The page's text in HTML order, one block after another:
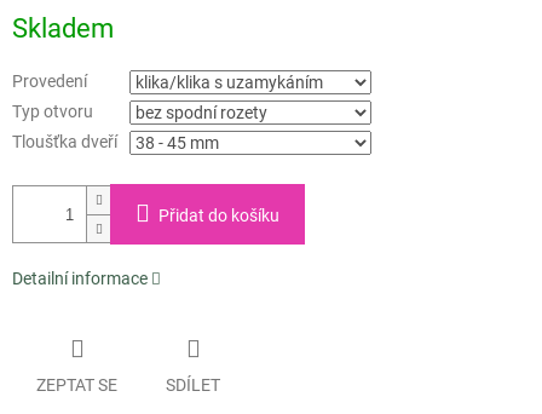
cena:
Skladem
Provedení
Typ otvoru
Tloušťka dveří
Přidat do košíku
Detailní informace
ZEPTAT SE SDÍLET